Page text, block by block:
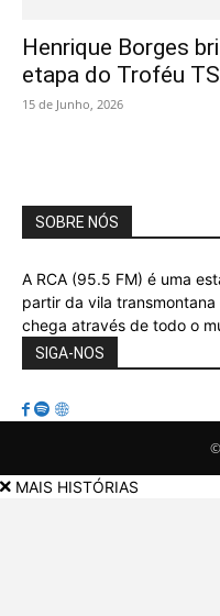
Henrique Borges
etapa do Troféu
15 de Junho, 2026
SOBRE NÓS
A RCA (95.5 FM) é uma
partir da vila
chega através de todo o
SIGA-NOS
MAIS HISTÓRIAS